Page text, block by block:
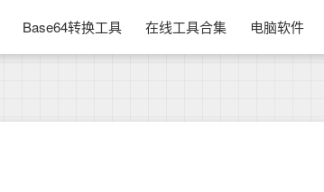
Base64转换工具 在线工具合集 电脑软件